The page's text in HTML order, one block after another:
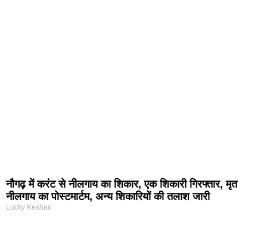
नौगढ़ में करंट से नीलगाय का शिकार, एक शिकारी गिरफ्तार, मृत
नीलगाय का पोस्टमार्टम, अन्य शिकारियों की तलाश जारी
Lucky Keshari